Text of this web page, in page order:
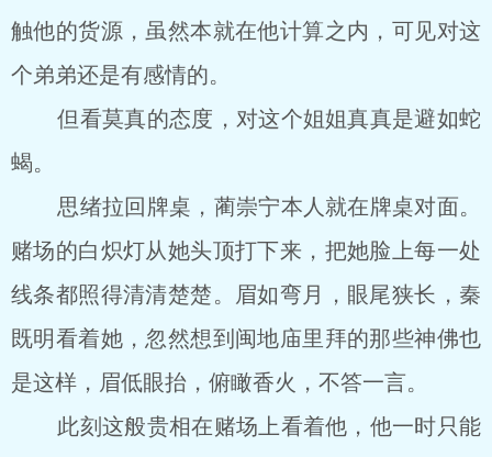
触他的货源，虽然本就在他计算之内，可见对这
个弟弟还是有感情的。
但看莫真的态度，对这个姐姐真真是避如蛇
蝎。
思绪拉回牌桌，蔺崇宁本人就在牌桌对面。
赌场的白炽灯从她头顶打下来，把她脸上每一处
线条都照得清清楚楚。眉如弯月，眼尾狭长，秦
既明看着她，忽然想到闽地庙里拜的那些神佛也
是这样，眉低眼抬，俯瞰香火，不答一言。
此刻这般贵相在赌场上看着他，他一时只能